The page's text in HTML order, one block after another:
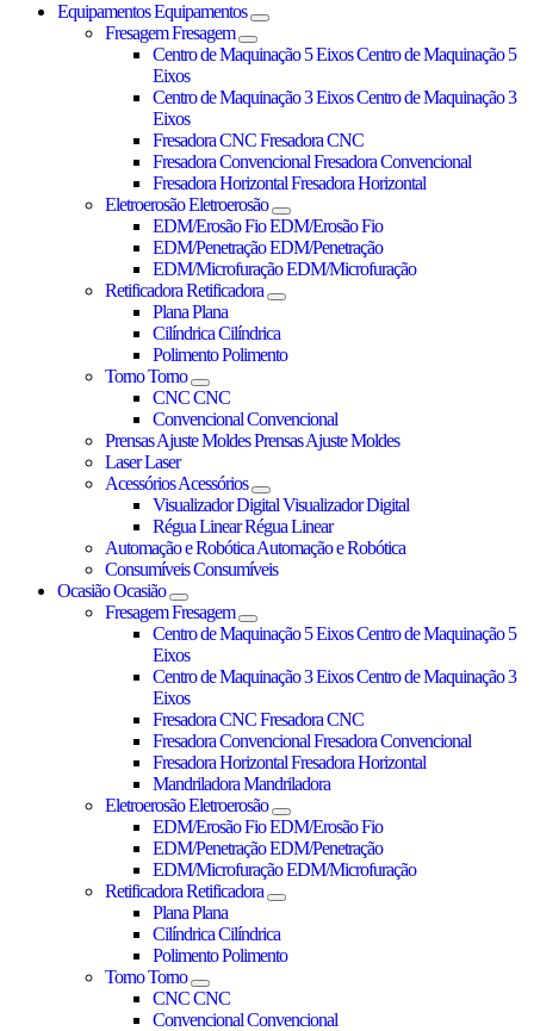
EquipamentosEquipamentos
FresagemFresagem
Centro de Maquinação 5 EixosCentro de Maquinação 5
Eixos
Centro de Maquinação 3 EixosCentro de Maquinação 3
Eixos
Fresadora CNCFresadora CNC
Fresadora ConvencionalFresadora Convencional
Fresadora HorizontalFresadora Horizontal
EletroerosãoEletroerosão
EDM/Erosão FioEDM/Erosão Fio
EDM/PenetraçãoEDM/Penetração
EDM/MicrofuraçãoEDM/Microfuração
RetificadoraRetificadora
PlanaPlana
CilíndricaCilíndrica
PolimentoPolimento
TornoTorno
CNCCNC
ConvencionalConvencional
Prensas Ajuste MoldesPrensas Ajuste Moldes
LaserLaser
AcessóriosAcessórios
Visualizador DigitalVisualizador Digital
Régua LinearRégua Linear
Automação e RobóticaAutomação e Robótica
ConsumíveisConsumíveis
OcasiãoOcasião
FresagemFresagem
Centro de Maquinação 5 EixosCentro de Maquinação 5
Eixos
Centro de Maquinação 3 EixosCentro de Maquinação 3
Eixos
Fresadora CNCFresadora CNC
Fresadora ConvencionalFresadora Convencional
Fresadora HorizontalFresadora Horizontal
MandriladoraMandriladora
EletroerosãoEletroerosão
EDM/Erosão FioEDM/Erosão Fio
EDM/PenetraçãoEDM/Penetração
EDM/MicrofuraçãoEDM/Microfuração
RetificadoraRetificadora
PlanaPlana
CilíndricaCilíndrica
PolimentoPolimento
TornoTorno
CNCCNC
ConvencionalConvencional